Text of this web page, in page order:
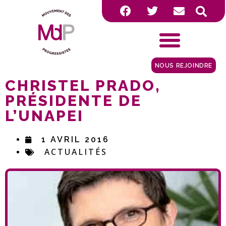
NOUS REJOINDRE
CHRISTEL PRADO,
PRÉSIDENTE DE
L’UNAPEI
1 AVRIL 2016
ACTUALITÉS